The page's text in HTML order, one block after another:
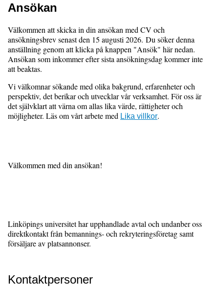
Ansökan
Välkommen att skicka in din ansökan med CV och
ansökningsbrev senast den 15 augusti 2026. Du söker denna
anställning genom att klicka på knappen "Ansök" här nedan.
Ansökan som inkommer efter sista ansökningsdag kommer inte
att beaktas.
Vi välkomnar sökande med olika bakgrund, erfarenheter och
perspektiv, det berikar och utvecklar vår verksamhet. För oss är
det självklart att värna om allas lika värde, rättigheter och
möjligheter. Läs om vårt arbete med Lika villkor.
Välkommen med din ansökan!
Linköpings universitet har upphandlade avtal och undanber oss
direktkontakt från bemannings- och rekryteringsföretag samt
försäljare av platsannonser.
Kontaktpersoner